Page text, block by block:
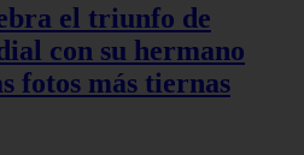
el triunfo de
con su hermano
fotos más tiernas